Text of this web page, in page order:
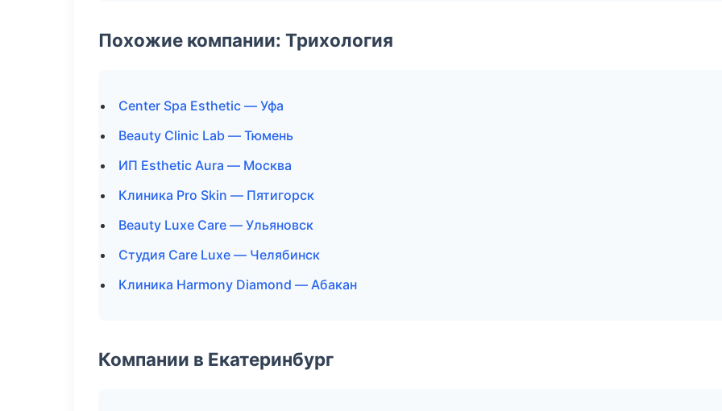
Похожие компании: Трихология
Center Spa Esthetic — Уфа
Beauty Clinic Lab — Тюмень
ИП Esthetic Aura — Москва
Клиника Pro Skin — Пятигорск
Beauty Luxe Care — Ульяновск
Студия Care Luxe — Челябинск
Клиника Harmony Diamond — Абакан
Компании в Екатеринбург